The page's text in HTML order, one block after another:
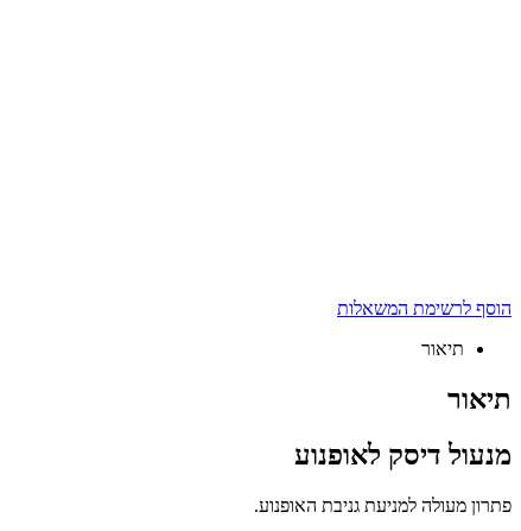
הוסף לרשימת המשאלות
תיאור
תיאור
מנעול דיסק לאופנוע
פתרון מעולה למניעת גניבת האופנוע.